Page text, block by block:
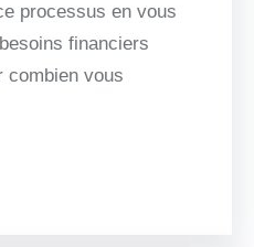
processus en vous
financiers
combien vous